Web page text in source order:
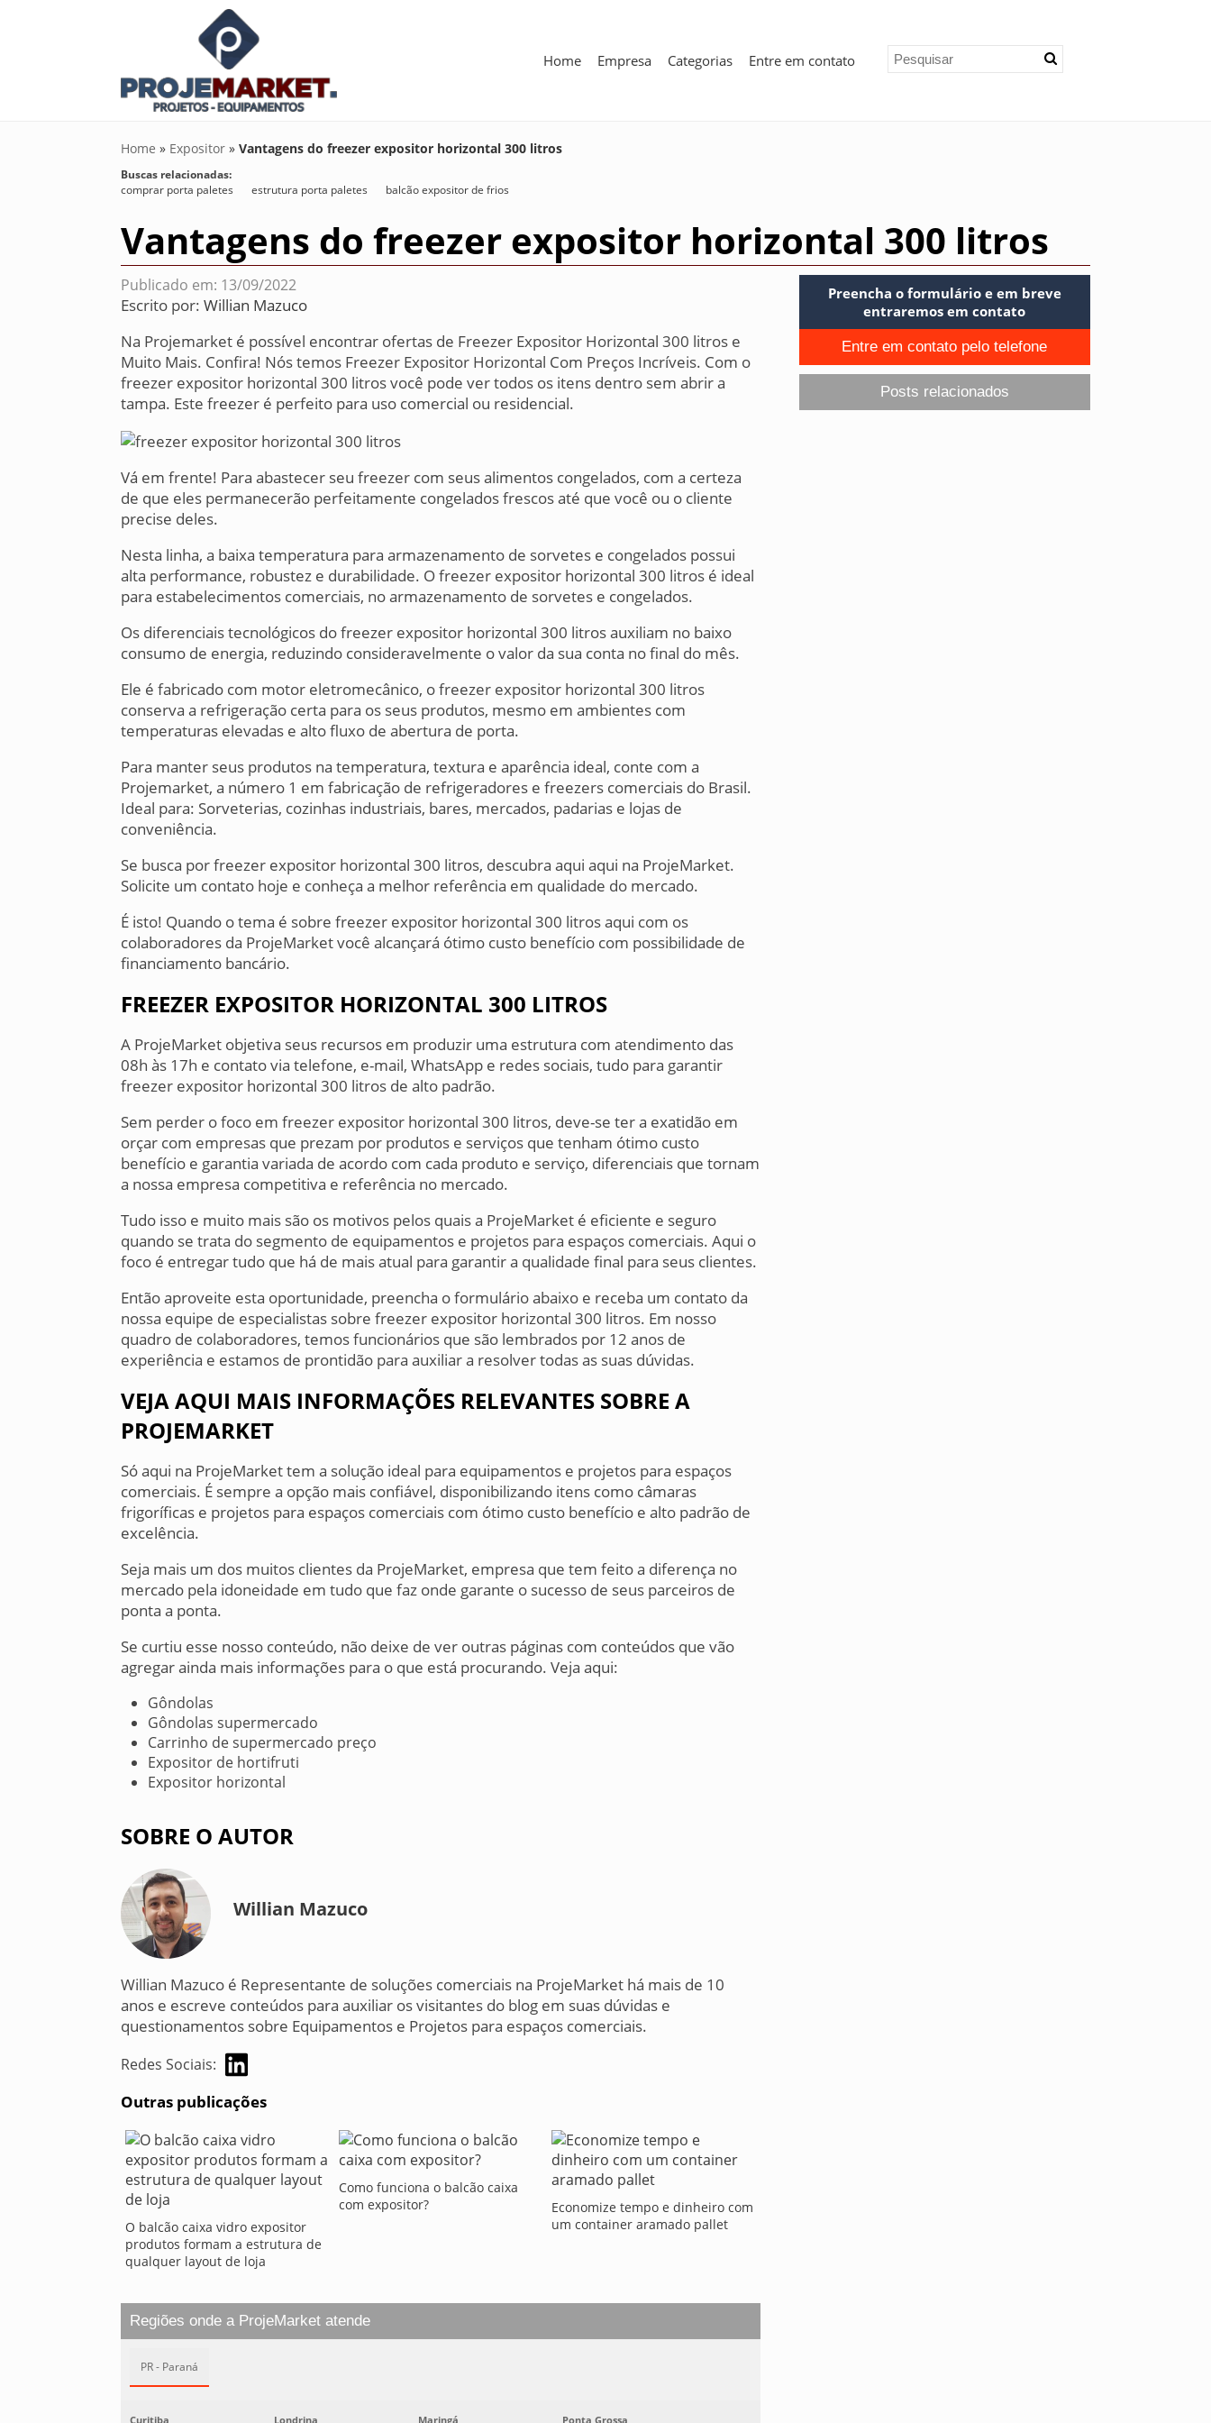
Home Empresa Categorias Entre em contato
Home » Expositor »Vantagens do freezer expositor horizontal 300 litros
Buscas relacionadas:
comprar porta paletes
estrutura porta paletes balcão expositor de frios
Vantagens do freezer expositor horizontal 300 litros
Publicado em: 13/09/2022
Escrito por:Willian Mazuco
Na Projemarket é possível encontrar ofertas de Freezer Expositor Horizontal 300 litros e
Muito Mais. Confira! Nós temos Freezer Expositor Horizontal Com Preços Incríveis. Com o
freezer expositor horizontal 300 litros você pode ver todos os itens dentro sem abrir a
tampa. Este freezer é perfeito para uso comercial ou residencial.
Vá em frente! Para abastecer seu freezer com seus alimentos congelados, com a certeza
de que eles permanecerão perfeitamente congelados frescos até que você ou o cliente
precise deles.
Nesta linha, a baixa temperatura para armazenamento de sorvetes e congelados possui
alta performance, robustez e durabilidade. O freezer expositor horizontal 300 litros é ideal
para estabelecimentos comerciais, no armazenamento de sorvetes e congelados.
Os diferenciais tecnológicos do freezer expositor horizontal 300 litros auxiliam no baixo
consumo de energia, reduzindo consideravelmente o valor da sua conta no final do mês.
Ele é fabricado com motor eletromecânico, o freezer expositor horizontal 300 litros
conserva a refrigeração certa para os seus produtos, mesmo em ambientes com
temperaturas elevadas e alto fluxo de abertura de porta.
Para manter seus produtos na temperatura, textura e aparência ideal, conte com a
Projemarket, a número 1 em fabricação de refrigeradores e freezers comerciais do Brasil.
Ideal para: Sorveterias, cozinhas industriais, bares, mercados, padarias e lojas de
conveniência.
Se busca por freezer expositor horizontal 300 litros, descubra aqui aqui na ProjeMarket.
Solicite um contato hoje e conheça a melhor referência em qualidade do mercado.
É isto! Quando o tema é sobre freezer expositor horizontal 300 litros aqui com os
colaboradores da ProjeMarket você alcançará ótimo custo benefício com possibilidade de
financiamento bancário.
FREEZER EXPOSITOR HORIZONTAL 300 LITROS
A ProjeMarket objetiva seus recursos em produzir uma estrutura com atendimento das
08h às 17h e contato via telefone, e-mail, WhatsApp e redes sociais, tudo para garantir
freezer expositor horizontal 300 litros de alto padrão.
Sem perder o foco em freezer expositor horizontal 300 litros, deve-se ter a exatidão em
orçar com empresas que prezam por produtos e serviços que tenham ótimo custo
benefício e garantia variada de acordo com cada produto e serviço, diferenciais que tornam
a nossa empresa competitiva e referência no mercado.
Tudo isso e muito mais são os motivos pelos quais a ProjeMarket é eficiente e seguro
quando se trata do segmento de equipamentos e projetos para espaços comerciais. Aqui o
foco é entregar tudo que há de mais atual para garantir a qualidade final para seus clientes.
Então aproveite esta oportunidade, preencha o formulário abaixo e receba um contato da
nossa equipe de especialistas sobre freezer expositor horizontal 300 litros. Em nosso
quadro de colaboradores, temos funcionários que são lembrados por 12 anos de
experiência e estamos de prontidão para auxiliar a resolver todas as suas dúvidas.
VEJA AQUI MAIS INFORMAÇÕES RELEVANTES SOBRE A
PROJEMARKET
Só aqui na ProjeMarket tem a solução ideal para equipamentos e projetos para espaços
comerciais. É sempre a opção mais confiável, disponibilizando itens como câmaras
frigoríficas e projetos para espaços comerciais com ótimo custo benefício e alto padrão de
excelência.
Seja mais um dos muitos clientes da ProjeMarket, empresa que tem feito a diferença no
mercado pela idoneidade em tudo que faz onde garante o sucesso de seus parceiros de
ponta a ponta.
Se curtiu esse nosso conteúdo, não deixe de ver outras páginas com conteúdos que vão
agregar ainda mais informações para o que está procurando. Veja aqui:
Gôndolas
Gôndolas supermercado
Carrinho de supermercado preço
Expositor de hortifruti
Expositor horizontal
SOBRE O AUTOR
Willian Mazuco
Willian Mazuco é Representante de soluções comerciais na ProjeMarket há mais de 10
anos e escreve conteúdos para auxiliar os visitantes do blog em suas dúvidas e
questionamentos sobre Equipamentos e Projetos para espaços comerciais.
Redes Sociais:
Outras publicações
O balcão caixa vidro expositor
produtos formam a estrutura de
qualquer layout de loja
Como funciona o balcão caixa
com expositor?
Economize tempo e dinheiro com
um container aramado pallet
Regiões onde a ProjeMarket atende
PR - Paraná
Curitiba Londrina Maringá Ponta Grossa
Preencha o formulário e em breve
entraremos em contato
Entre em contato pelo telefone
Posts relacionados